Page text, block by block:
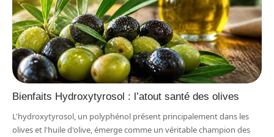
Bienfaits Hydroxytyrosol : l’atout santé des olives
L'hydroxytyrosol, un polyphénol présent principalement dans les
olives et l'huile d'olive, émerge comme un véritable champion des